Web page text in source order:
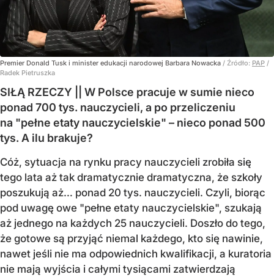
Premier Donald Tusk i minister edukacji narodowej Barbara Nowacka / Źródło: PAP /
Radek Pietruszka
SIŁĄ RZECZY || W Polsce pracuje w sumie nieco
ponad 700 tys. nauczycieli, a po przeliczeniu
na "pełne etaty nauczycielskie" – nieco ponad 500
tys. A ilu brakuje?
Cóż, sytuacja na rynku pracy nauczycieli zrobiła się
tego lata aż tak dramatycznie dramatyczna, że szkoły
poszukują aż… ponad 20 tys. nauczycieli. Czyli, biorąc
pod uwagę owe "pełne etaty nauczycielskie", szukają
aż jednego na każdych 25 nauczycieli. Doszło do tego,
że gotowe są przyjąć niemal każdego, kto się nawinie,
nawet jeśli nie ma odpowiednich kwalifikacji, a kuratoria
nie mają wyjścia i całymi tysiącami zatwierdzają